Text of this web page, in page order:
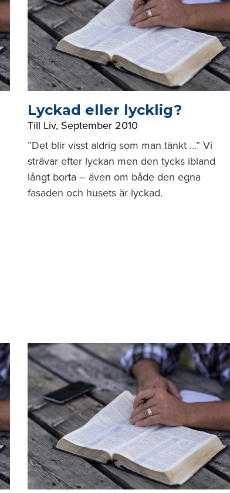
Lyckad eller lycklig?
Till Liv, September 2010
”Det blir visst aldrig som man tänkt …” Vi
strävar efter lyckan men den tycks ibland
långt borta – även om både den egna
fasaden och husets är lyckad.